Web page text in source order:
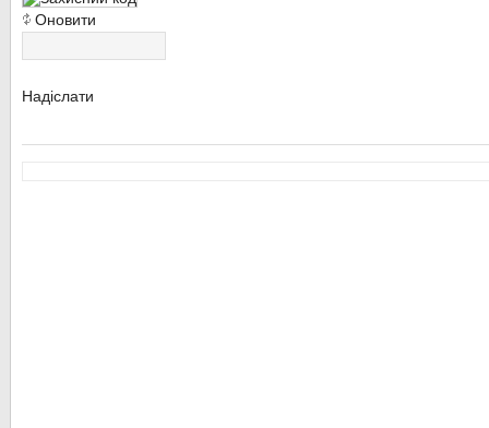
Оновити
Надіслати